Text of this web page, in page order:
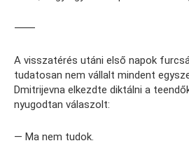
⸻
A visszatérés utáni első napok
tudatosan nem vállalt mindent
Dmitrijevna elkezdte diktálni a
nyugodtan válaszolt:
— Ma nem tudok.